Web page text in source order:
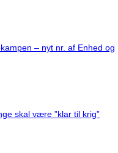
– nyt nr. af Enhed og
skal være ”klar til krig”